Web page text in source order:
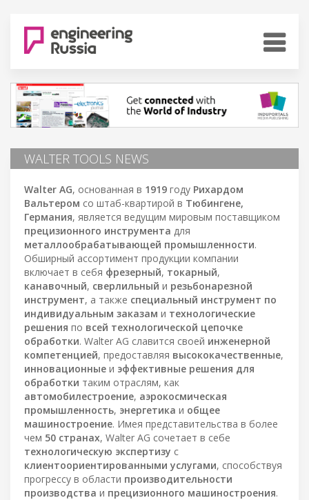
WALTER TOOLS NEWS
Walter AG, основанная в 1919 году Рихардом
Вальтером со штаб-квартирой в Тюбингене,
Германия, является ведущим мировым поставщиком
прецизионного инструмента для
металлообрабатывающей промышленности.
Обширный ассортимент продукции компании
включает в себя фрезерный, токарный,
канавочный, сверлильный и резьбонарезной
инструмент, а также специальный инструмент по
индивидуальным заказам и технологические
решения по всей технологической цепочке
обработки. Walter AG славится своей инженерной
компетенцией, предоставляя высококачественные,
инновационные и эффективные решения для
обработки таким отраслям, как
автомобилестроение, аэрокосмическая
промышленность, энергетика и общее
машиностроение. Имея представительства в более
чем 50 странах, Walter AG сочетает в себе
технологическую экспертизу с
клиентоориентированными услугами, способствуя
прогрессу в области производительности
производства и прецизионного машиностроения.